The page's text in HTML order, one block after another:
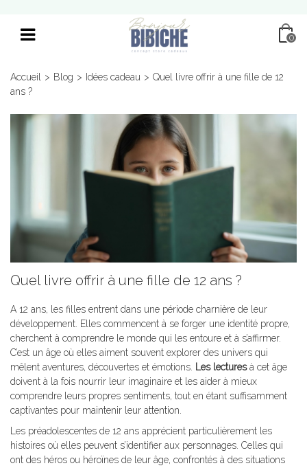
0
Accueil > Blog > Idées cadeau > Quel livre offrir à une fille de 12
ans ?
Quel livre offrir à une fille de 12 ans ?
A 12 ans, les filles entrent dans une période charnière de leur
développement. Elles commencent à se forger une identité propre,
cherchent à comprendre le monde qui les entoure et à s’affirmer.
C’est un âge où elles aiment souvent explorer des univers qui
mêlent aventures, découvertes et émotions. Les lecturesà cet âge
doivent à la fois nourrir leur imaginaire et les aider à mieux
comprendre leurs propres sentiments, tout en étant suffisamment
captivantes pour maintenir leur attention.
Les préadolescentes de 12 ans apprécient particulièrement les
histoires où elles peuvent s’identifier aux personnages. Celles qui
ont des héros ou héroïnes de leur âge, confrontés à des situations